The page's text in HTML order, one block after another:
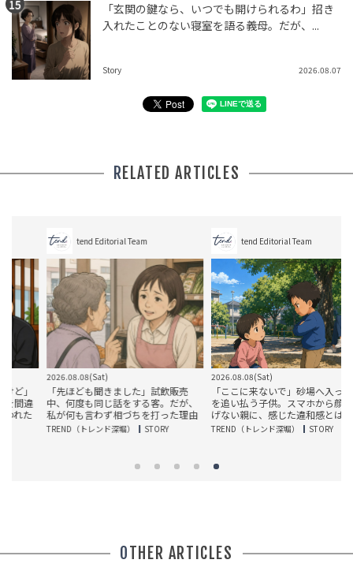
「玄関の鍵なら、いつでも開けられるわ」招き
入れたことのない寝室を語る義母。だが、...
Story 2026.08.07
RELATED ARTICLES
tend Editorial Team
2026.08.08(Sat)
「先ほども聞きました」試飲販売
中、何度も同じ話をする客。だが、
私が何も言わず相づちを打った理由
TREND（トレンド深堀） STORY
tend Editorial Team
2026.08.08(Sat)
「ここに来ないで」砂場へ入った娘
を追い払う子供。スマホから顔を上
げない親に、感じた違和感とは
TREND（トレンド深堀） STORY
OTHER ARTICLES